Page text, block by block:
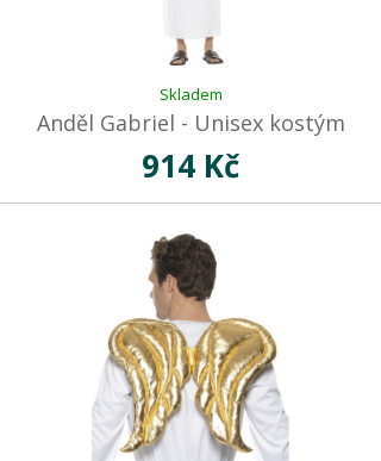
Skladem
Anděl Gabriel - Unisex kostým
914 Kč